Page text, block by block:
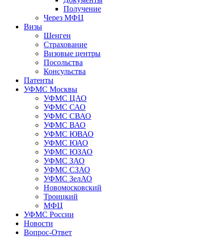
Получение
Через МФЦ
Визы
Шенген
Страхование
Визовые центры
Посольства
Консульства
Патенты
УФМС Москвы
УФМС ЦАО
УФМС САО
УФМС СВАО
УФМС ВАО
УФМС ЮВАО
УФМС ЮАО
УФМС ЮЗАО
УФМС ЗАО
УФМС СЗАО
УФМС ЗелАО
Новомосковский
Троицкий
МФЦ
УФМС России
Новости
Вопрос-Ответ